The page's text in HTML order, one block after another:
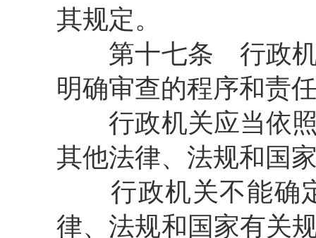
其规定。
第十七条 行政机
明确审查的程序和责
行政机关应当依照
其他法律、法规和国
行政机关不能确定
律、法规和国家有关